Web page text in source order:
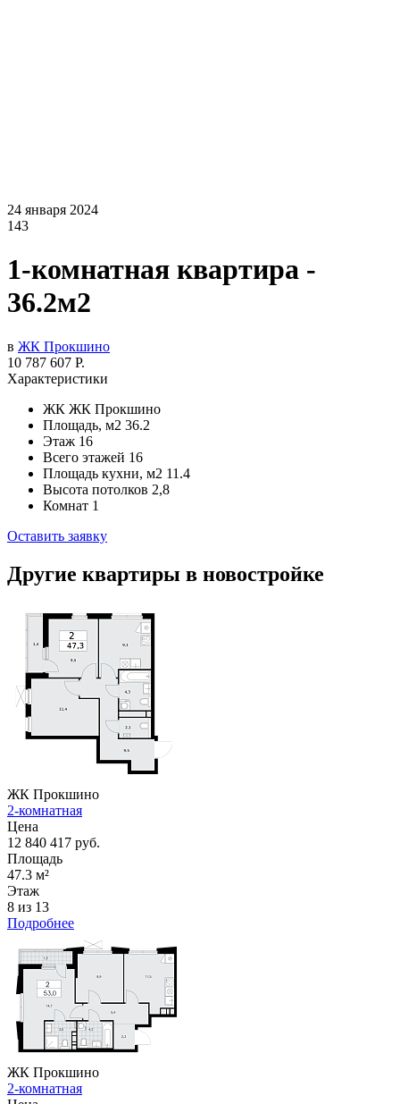
24 января 2024
143
1-комнатная квартира -
36.2м2
в ЖК Прокшино
10 787 607 Р.
Характеристики
ЖК ЖК Прокшино
Площадь, м2 36.2
Этаж 16
Всего этажей 16
Площадь кухни, м2 11.4
Высота потолков 2,8
Комнат 1
Оставить заявку
Другие квартиры в новостройке
ЖК Прокшино
2-комнатная
Цена
12 840 417 руб.
Площадь
47.3 м²
Этаж
8 из 13
Подробнее
ЖК Прокшино
2-комнатная